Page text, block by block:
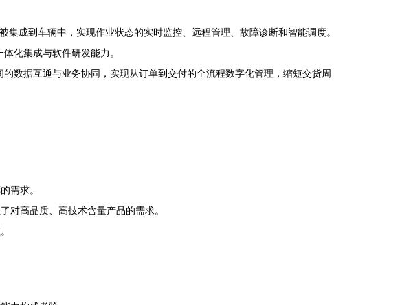
成到车辆中，实现作业状态的实时监控、远程管理、故障诊断和智能调度。
化集成与软件研发能力。
数据互通与业务协同，实现从订单到交付的全流程数字化管理，缩短交货周
需求。
对高品质、高技术含量产品的需求。